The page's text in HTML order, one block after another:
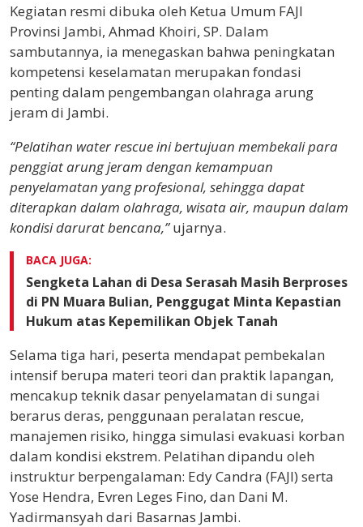
Kegiatan resmi dibuka oleh Ketua Umum FAJI
Provinsi Jambi, Ahmad Khoiri, SP. Dalam
sambutannya, ia menegaskan bahwa peningkatan
kompetensi keselamatan merupakan fondasi
penting dalam pengembangan olahraga arung
jeram di Jambi.
“Pelatihan water rescue ini bertujuan membekali para
penggiat arung jeram dengan kemampuan
penyelamatan yang profesional, sehingga dapat
diterapkan dalam olahraga, wisata air, maupun dalam
kondisi darurat bencana,”ujarnya.
BACA JUGA:
Sengketa Lahan di Desa Serasah Masih Berproses
di PN Muara Bulian, Penggugat Minta Kepastian
Hukum atas Kepemilikan Objek Tanah
Selama tiga hari, peserta mendapat pembekalan
intensif berupa materi teori dan praktik lapangan,
mencakup teknik dasar penyelamatan di sungai
berarus deras, penggunaan peralatan rescue,
manajemen risiko, hingga simulasi evakuasi korban
dalam kondisi ekstrem. Pelatihan dipandu oleh
instruktur berpengalaman: Edy Candra (FAJI) serta
Yose Hendra, Evren Leges Fino, dan Dani M.
Yadirmansyah dari Basarnas Jambi.